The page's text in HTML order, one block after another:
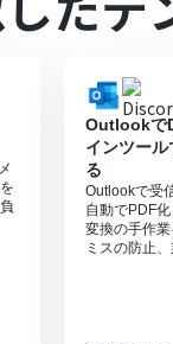
で、ご注意ください
て使用する際の注
ランと一般法人
Outlookで
インツー
る
Outlookで受
自動でPDF
変換の手作
ミスの防止